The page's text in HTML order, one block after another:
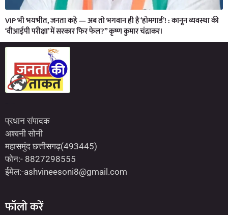
VIP भी भयभीत, जनता कहे — अब तो भगवान ही हैं ‘होमगार्ड’! : कानून व्यवस्था की
‘वीआईपी परीक्षा’ में सरकार फिर फेल?” कृष्ण कुमार चंद्राकर।
प्रधान संपादक
अश्वनी सोनी
महासमुंद छत्तीसगढ़(493445)
फोन:- 8827298555
ईमेल:-ashvineesoni8@gmail.com
फॉलो करें